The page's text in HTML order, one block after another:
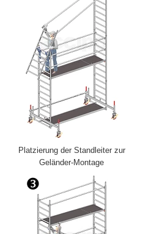
Platzierung der Standleiter zur
Geländer-Montage